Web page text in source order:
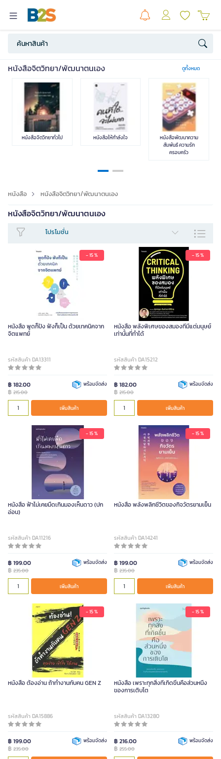
หนังสือนิยาย /
วรรณกรรม
หนังสือการ์ตูน/มังงะ
หนังสือการ
บริหารธุรกิจ
วิชาการและการเรียนรู้ ภาษาศาสตร์ หนังสือไลฟ์สไตล์ คู่มือเตรียมสอบ
ครอบครัว แม่และเด็ก บ้านและสวน
ศาสนา & โหราศาสตร์ ปรัชญา ท่องเที่ยว นิตยสาร
หนังสือ
หนังสือจิตวิทยา/พัฒนาตนเอง ดูทั้งหมด
หนังสือจิตวิทยาทั่วไป หนังสือให้กำลังใจ
หนังสือพัฒนาความ
สัมพันธ์ ความรัก
ครอบครัว
หนังสือ หนังสือจิตวิทยา/พัฒนาตนเอง
หนังสือจิตวิทยา/พัฒนาตนเอง
โปรโมชั่น
- 15 %
หนังสือ พูดก็ปัง ฟังก็เป็น ด้วยเทคนิคจาก
จิตแพทย์
รหัสสินค้า DA13311
฿ 182.00
฿ 215.00
พร้อมจัดส่ง
เพิ่มสินค้า
- 15 %
หนังสือ พลังพิเศษของสมองที่มีแต่มนุษย์
เท่านั้นที่ทําได้
รหัสสินค้า DA15212
฿ 182.00
฿ 215.00
พร้อมจัดส่ง
เพิ่มสินค้า
- 15 %
หนังสือ ฟ้าไม่เคยมืดเกินมองเห็นดาว (ปก
อ่อน)
รหัสสินค้า DA11216
฿ 199.00
฿ 235.00
พร้อมจัดส่ง
เพิ่มสินค้า
- 15 %
หนังสือ พลังพลิกชีวิตของกิจวัตรยามเย็น
รหัสสินค้า DA14241
฿ 199.00
฿ 235.00
พร้อมจัดส่ง
เพิ่มสินค้า
- 15 %
หนังสือ ต้องอ่าน ถ้าทํางานกับคน GEN Z
รหัสสินค้า DA15886
฿ 199.00
฿ 235.00
พร้อมจัดส่ง
- 15 %
หนังสือ เพราะทุกสิ่งที่เกิดขึ้นคือส่วนหนึ่ง
ของการเติบโต
รหัสสินค้า DA13280
฿ 216.00
฿ 255.00
พร้อมจัดส่ง